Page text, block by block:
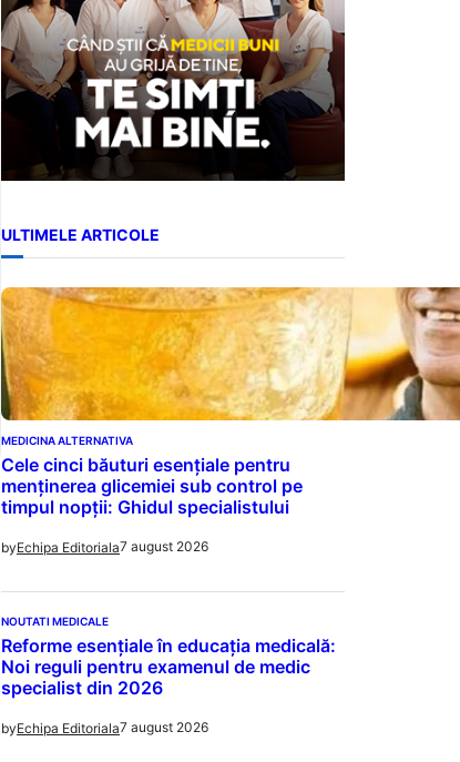
ULTIMELE ARTICOLE
MEDICINA ALTERNATIVA
Cele cinci băuturi esențiale pentru
menținerea glicemiei sub control pe
timpul nopții: Ghidul specialistului
byEchipa Editoriala7 august 2026
NOUTATI MEDICALE
Reforme esențiale în educația medicală:
Noi reguli pentru examenul de medic
specialist din 2026
byEchipa Editoriala7 august 2026